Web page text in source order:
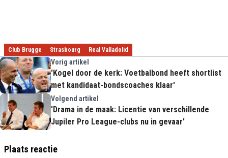
Club Brugge Strasbourg Real Valladolid
Vorig artikel
'Kogel door de kerk: Voetbalbond heeft shortlist
met kandidaat-bondscoaches klaar'
Volgend artikel
'Drama in de maak: Licentie van verschillende
Jupiler Pro League-clubs nu in gevaar'
Plaats reactie